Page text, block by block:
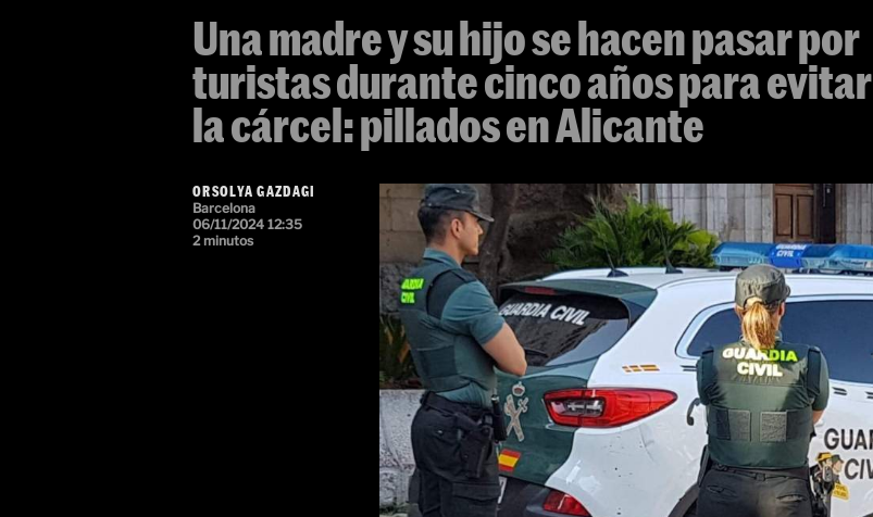
Una madre y su hijo se hacen pasar por
turistas durante cinco años para evitar
la cárcel: pillados en Alicante
ORSOLYA GAZDAGI
Barcelona
06/11/2024 12:35
2 minutos